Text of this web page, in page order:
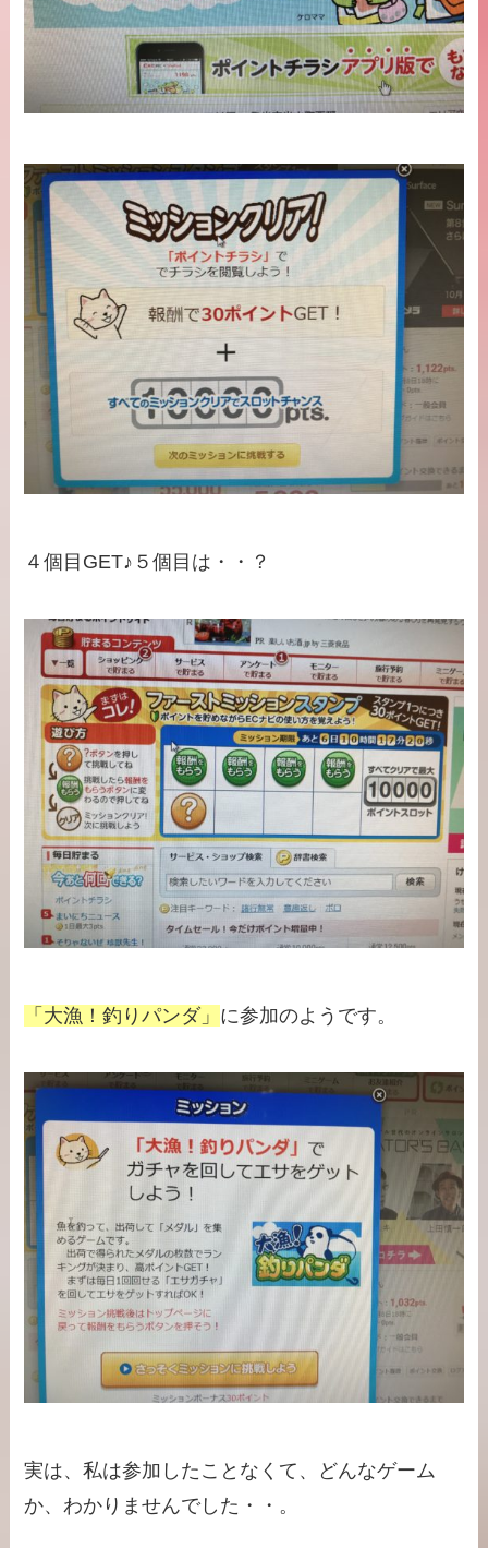
４個目GET♪５個目は・・？
「大漁！釣りパンダ」 に参加のようです。
実は、私は参加したことなくて、どんなゲーム
か、わかりませんでした・・。